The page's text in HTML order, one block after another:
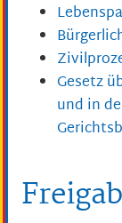
Gesetz
und in